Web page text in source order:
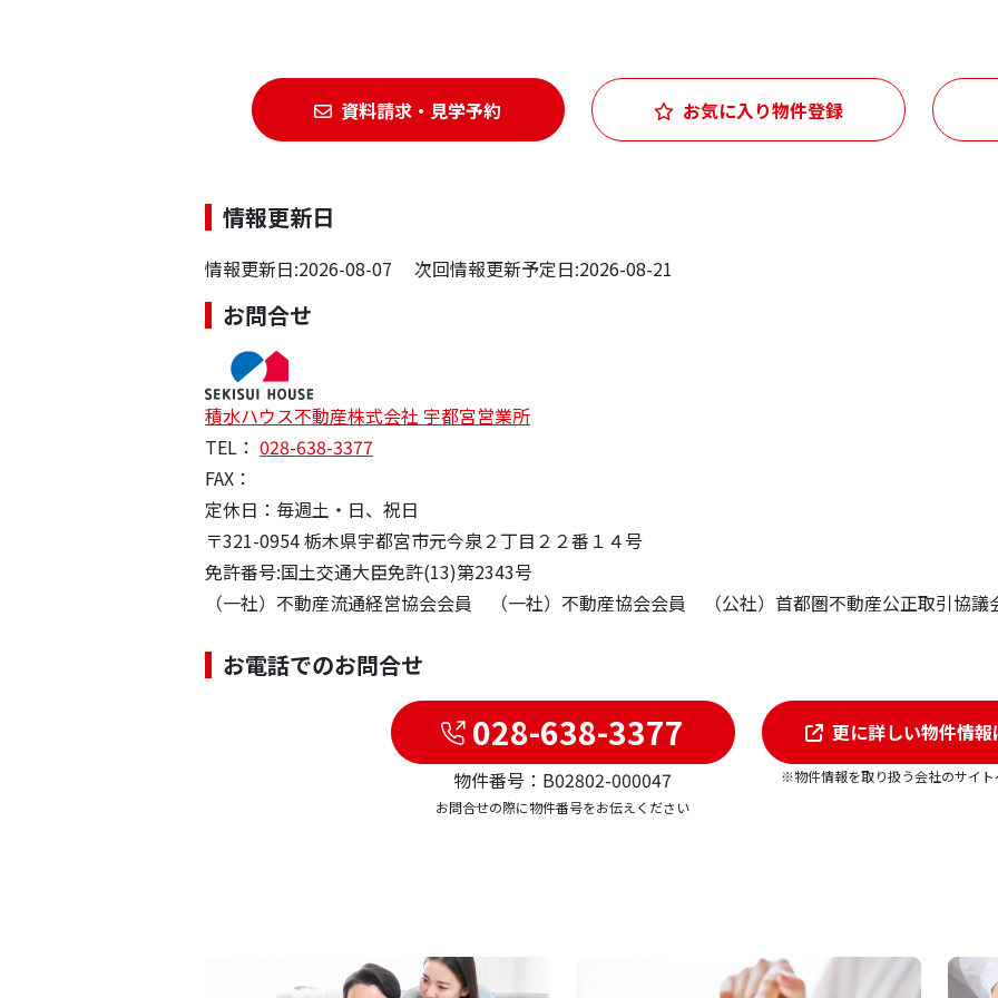
資料請求・見学予約 お気に入り物件登録
情報更新日
情報更新日:2026-08-07 次回情報更新予定日:2026-08-21
お問合せ
積水ハウス不動産株式会社 宇都宮営業所
TEL： 028-638-3377
FAX：
定休日：毎週土・日、祝日
〒321-0954 栃木県宇都宮市元今泉２丁目２２番１４号
免許番号:国土交通大臣免許(13)第2343号
（一社）不動産流通経営協会会員 （一社）不動産協会会員 （公社）首都圏不動産公正取引
お電話でのお問合せ
028-638-3377
物件番号：B02802-000047
お問合せの際に物件番号をお伝えください
更に詳しい物件情
※物件情報を取り扱う会社のサイト